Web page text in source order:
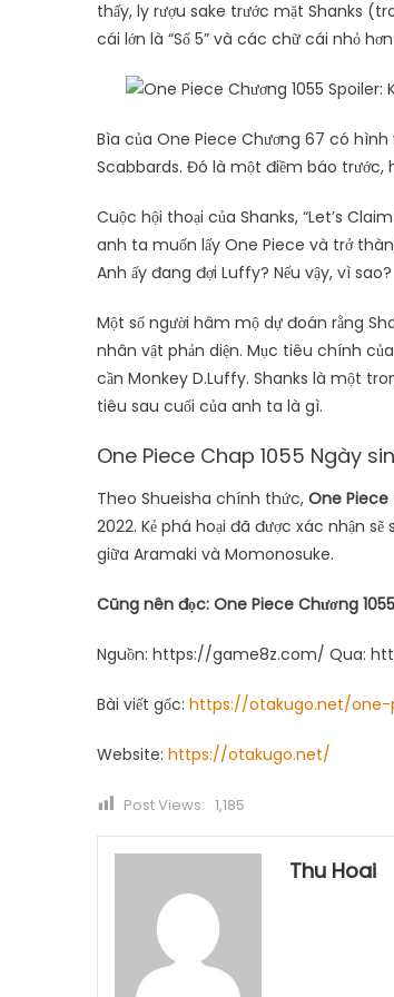
thấy, ly rượu sake trước mặt Shanks
cái lớn là “Số 5” và các chữ cái nhỏ
Bìa của One Piece Chương 67 có
Scabbards. Đó là một điềm báo
Cuộc hội thoại của Shanks, “Let’s
anh ta muốn lấy One Piece và trở
Anh ấy đang đợi Luffy? Nếu vậy, vì sao?
Một số người hâm mộ dự đoán rằng
nhân vật phản diện. Mục tiêu chính
cần Monkey D.Luffy. Shanks là một
tiêu sau cuối của anh ta là gì.
One Piece Chap 1055 Ngày
Theo Shueisha chính thức, One Piece
2022. Kẻ phá hoại đã được xác nhận
giữa Aramaki và Momonosuke.
Cũng nên đọc: One Piece Chương
Nguồn: https://game8z.com/ Qua:
Bài viết gốc: https://otakugo.net/one-
Website: https://otakugo.net/
Post Views: 1,185
Thu Hoai